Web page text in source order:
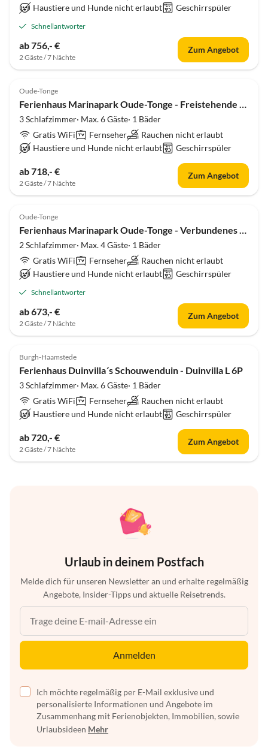
Haustiere und Hunde nicht erlaubt
Geschirrspüler
Schnellantworter
ab 756,- €
2 Gäste / 7 Nächte
Zum Angebot
Oude-Tonge
Ferienhaus Marinapark Oude-Tonge - Freistehende Inselhäuser
3 Schlafzimmer· Max. 6 Gäste· 1 Bäder
Gratis WiFi
Fernseher
Rauchen nicht erlaubt
Haustiere und Hunde nicht erlaubt
Geschirrspüler
ab 718,- €
2 Gäste / 7 Nächte
Zum Angebot
Oude-Tonge
Ferienhaus Marinapark Oude-Tonge - Verbundenes Inselhaus
2 Schlafzimmer· Max. 4 Gäste· 1 Bäder
Gratis WiFi
Fernseher
Rauchen nicht erlaubt
Haustiere und Hunde nicht erlaubt
Geschirrspüler
Schnellantworter
ab 673,- €
2 Gäste / 7 Nächte
Zum Angebot
Burgh-Haamstede
Ferienhaus Duinvilla´s Schouwenduin - Duinvilla L 6P
3 Schlafzimmer· Max. 6 Gäste· 1 Bäder
Gratis WiFi
Fernseher
Rauchen nicht erlaubt
Haustiere und Hunde nicht erlaubt
Geschirrspüler
ab 720,- €
2 Gäste / 7 Nächte
Zum Angebot
Urlaub in deinem Postfach
Melde dich für unseren Newsletter an und erhalte regelmäßig
Angebote, Insider-Tipps und aktuelle Reisetrends.
Anmelden
Ich möchte regelmäßig per E-Mail exklusive und
personalisierte Informationen und Angebote im
Zusammenhang mit Ferienobjekten, Immobilien, sowie
Urlaubsideen Mehr